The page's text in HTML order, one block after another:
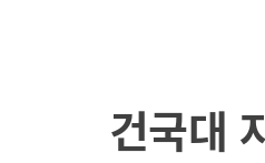
건국대